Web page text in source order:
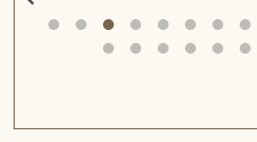
山與信仰, 外交官
筆下的現代馬雅
建
節奏